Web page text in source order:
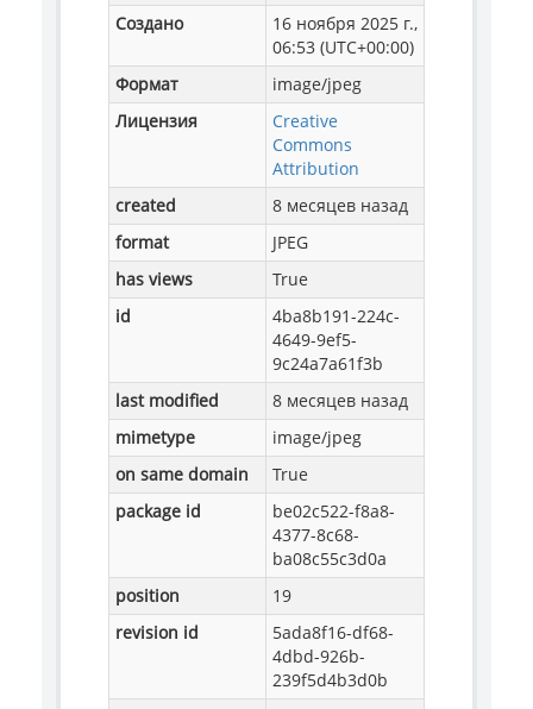
Создано
16 ноября 2025 г.,
06:53 (UTC+00:00)
Формат
image/jpeg
Лицензия
Creative
Commons
Attribution
created
8 месяцев назад
format
JPEG
has views
True
id
4ba8b191-224c-
4649-9ef5-
9c24a7a61f3b
last modified
8 месяцев назад
mimetype
image/jpeg
on same domain
True
package id
be02c522-f8a8-
4377-8c68-
ba08c55c3d0a
position
19
revision id
5ada8f16-df68-
4dbd-926b-
239f5d4b3d0b